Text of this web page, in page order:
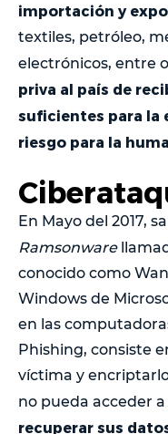
importación y
textiles, petróleo,
electrónicos, entre
priva al país de
suficientes para la
riesgo para la
En Mayo del 2017,
Ramsonware
conocido como
Windows de
en las
Phishing, consiste
víctima y
no pueda acceder
recuperar sus